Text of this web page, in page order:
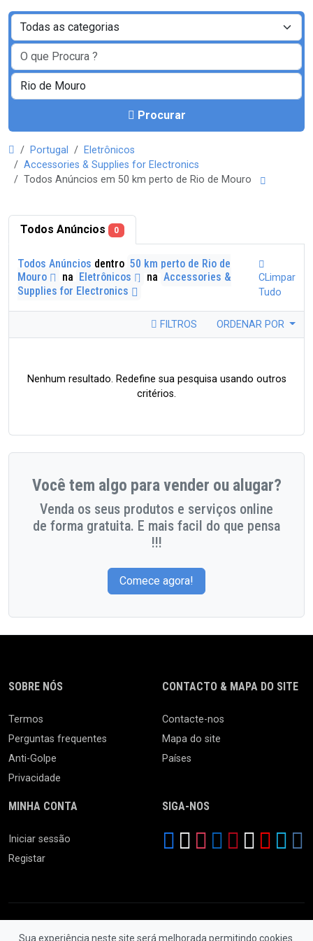
Procurar
Portugal
Eletrônicos
Accessories & Supplies for Electronics
Todos Anúncios em 50 km perto de Rio de Mouro
Todos Anúncios 0
Todos Anúncios dentro 50 km perto de Rio de
Mouro
na Eletrônicos na Accessories &
Supplies for Electronics
CLimpar
Tudo
FILTROS ORDENAR POR
Nenhum resultado. Redefine sua pesquisa usando outros
critérios.
Você tem algo para vender ou alugar?
Venda os seus produtos e serviços online
de forma gratuita. E mais facil do que pensa
!!!
Comece agora!
Sua experiência neste site será melhorada permitindo cookies.
SOBRE NÓS
Termos
Perguntas frequentes
Anti-Golpe
Privacidade
CONTACTO & MAPA DO SITE
Contacte-nos
Mapa do site
Países
MINHA CONTA
Iniciar sessão
Registar
SIGA-NOS